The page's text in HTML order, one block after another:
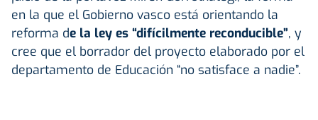
en la que el Gobierno vasco está orientando la
reforma de la ley es “difícilmente reconducible”, y
cree que el borrador del proyecto elaborado por el
departamento de Educación “no satisface a nadie”.